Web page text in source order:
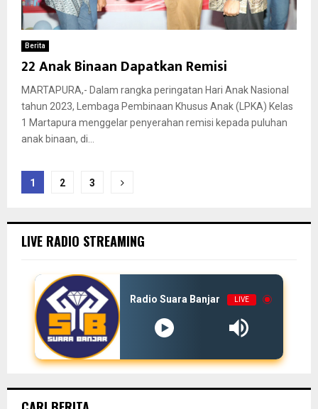
Berita
22 Anak Binaan Dapatkan Remisi
MARTAPURA,- Dalam rangka peringatan Hari Anak Nasional
tahun 2023, Lembaga Pembinaan Khusus Anak (LPKA) Kelas
1 Martapura menggelar penyerahan remisi kepada puluhan
anak binaan, di...
Paginasi
1 2 3
LIVE RADIO STREAMING
Radio Suara Banjar LIVE